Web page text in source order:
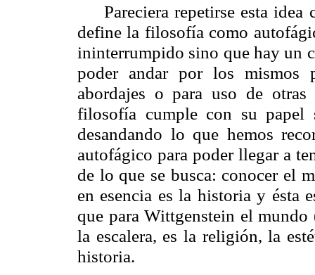
Pareciera repetirse esta
define la filosofía como
ininterrumpido sino que hay un
poder andar por los mismos
abordajes o para uso de
filosofía cumple con su papel
desandando lo que hemos
autofágico para poder llegar a
de lo que se busca: conocer el
en esencia es la historia y ésta
que para Wittgenstein el
la escalera, es la religión, la
historia.